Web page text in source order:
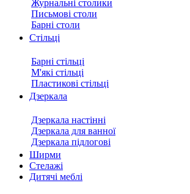
Журнальні столики
Письмові столи
Барні столи
Стільці
Барні стільці
М'які стільці
Пластикові стільці
Дзеркала
Дзеркала настінні
Дзеркала для ванної
Дзеркала підлогові
Ширми
Стелажі
Дитячі меблі